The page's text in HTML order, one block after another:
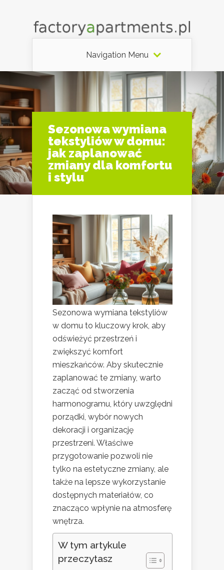
Navigation Menu
Sezonowa wymiana
tekstyliów w domu:
jak zaplanować
zmiany dla komfortu
i stylu
Sezonowa wymiana tekstyliów
w domu to kluczowy krok, aby
odświeżyć przestrzeń i
zwiększyć komfort
mieszkańców. Aby skutecznie
zaplanować te zmiany, warto
zacząć od stworzenia
harmonogramu, który uwzględni
porządki, wybór nowych
dekoracji i organizację
przestrzeni. Właściwe
przygotowanie pozwoli nie
tylko na estetyczne zmiany, ale
także na lepsze wykorzystanie
dostępnych materiałów, co
znacząco wpłynie na atmosferę
wnętrza.
W tym artykule
przeczytasz